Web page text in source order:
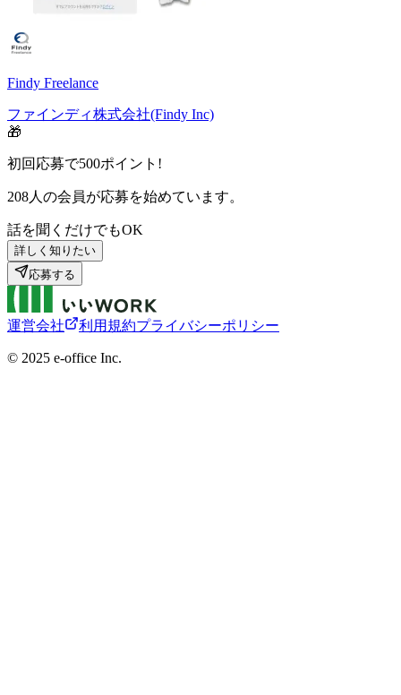
Findy Freelance
ファインディ株式会社(Findy Inc)
🎁
初回応募で500ポイント!
208人の会員が応募を始めています。
話を聞くだけでもOK
詳しく知りたい
応募する
運営会社 利用規約プライバシーポリシー
©︎ 2025 e-office Inc.